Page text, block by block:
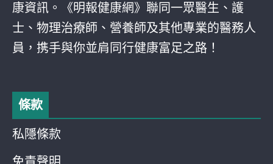
康資訊。《明報健康網》聯同一眾醫生、護
士、物理治療師、營養師及其他專業的醫務人
員，携手與你並肩同行健康富足之路！
條款
私隱條款